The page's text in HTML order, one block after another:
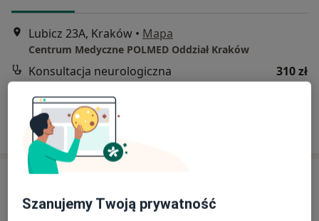
Lubicz 23A, Kraków • Mapa
Centrum Medyczne POLMED Oddział Kraków
Konsultacja neurologiczna
310 zł
Poproś o wizytę
Szanujemy Twoją prywatność